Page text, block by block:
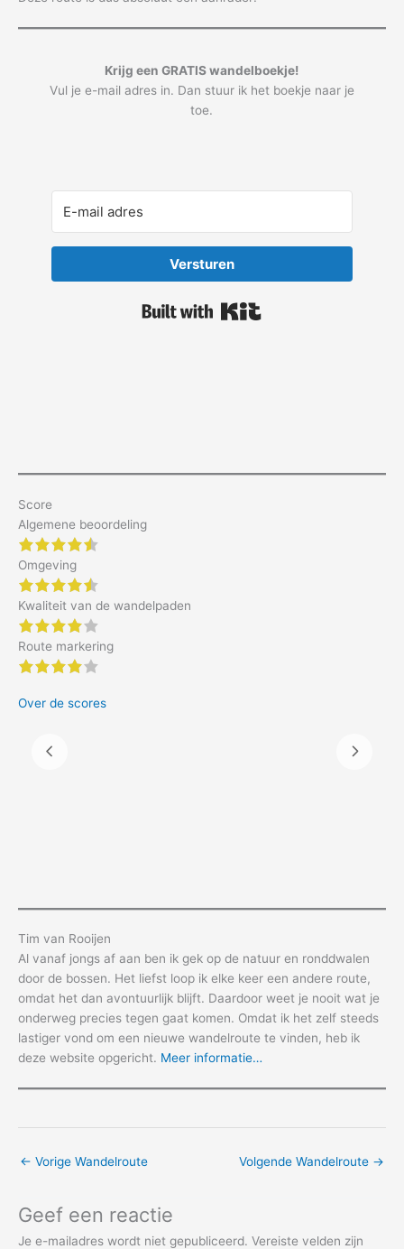
Krijg een GRATIS wandelboekje!
Vul je e-mail adres in. Dan stuur ik het boekje naar je
toe.
Versturen
Score
Algemene beoordeling
Omgeving
Kwaliteit van de wandelpaden
Route markering
Over de scores
Tim van Rooijen
Al vanaf jongs af aan ben ik gek op de natuur en ronddwalen
door de bossen. Het liefst loop ik elke keer een andere route,
omdat het dan avontuurlijk blijft. Daardoor weet je nooit wat je
onderweg precies tegen gaat komen. Omdat ik het zelf steeds
lastiger vond om een nieuwe wandelroute te vinden, heb ik
deze website opgericht. Meer informatie…
← Vorige Wandelroute Volgende Wandelroute →
Geef een reactie
Je e-mailadres wordt niet gepubliceerd. Vereiste velden zijn